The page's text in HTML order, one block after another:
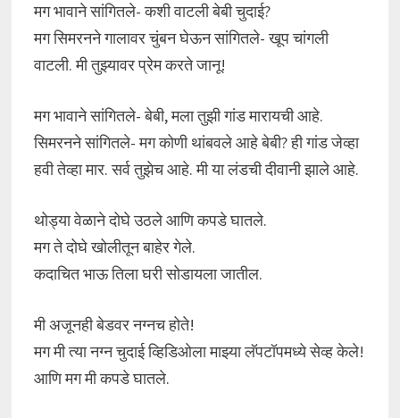
मग भावाने सांगितले- कशी वाटली बेबी चुदाई?
मग सिमरनने गालावर चुंबन घेऊन सांगितले- खूप चांगली
वाटली. मी तुझ्यावर प्रेम करते जानू!
मग भावाने सांगितले- बेबी, मला तुझी गांड मारायची आहे.
सिमरनने सांगितले- मग कोणी थांबवले आहे बेबी? ही गांड जेव्हा
हवी तेव्हा मार. सर्व तुझेच आहे. मी या लंडची दीवानी झाले आहे.
थोड्या वेळाने दोघे उठले आणि कपडे घातले.
मग ते दोघे खोलीतून बाहेर गेले.
कदाचित भाऊ तिला घरी सोडायला जातील.
मी अजूनही बेडवर नग्नच होते!
मग मी त्या नग्न चुदाई व्हिडिओला माझ्या लॅपटॉपमध्ये सेव्ह केले!
आणि मग मी कपडे घातले.